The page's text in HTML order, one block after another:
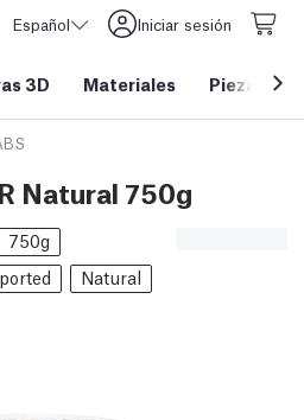
Español Iniciar sesión
3D Materiales Piezas y
Natural 750g
750g
Natural